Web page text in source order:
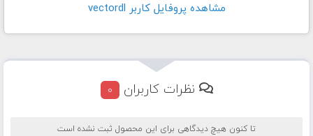
مشاهده پروفايل کاربر vectordl
نظرات کاربران 0
تا کنون هیچ دیدگاهی برای این محصول ثبت نشده است